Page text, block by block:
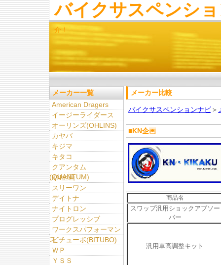
バイクサスペンシ
介！
メーカー比較
バイクサスペンションナビ＞
■KN企画
商品名
スワップ汎用ショックアブソー
バー
汎用車高調整キット
メーカー一覧
American Dragers
イージーライダース
オーリンズ(OHLINS)
カヤバ
キジマ
キタコ
クアンタム
(QUANTUM)
KN企画
スリーワン
デイトナ
ナイトロン
プログレッシブ
ワークスパフォーマン
ス
ビチューボ(BITUBO)
ＷＰ
ＹＳＳ